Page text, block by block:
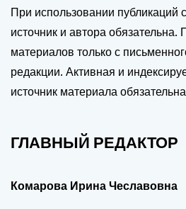
При использовании публикаций
источник и автора обязательна.
материалов только с
редакции. Активная и
источник материала
ГЛАВНЫЙ РЕДАКТОР
Комарова Ирина Чеславовна